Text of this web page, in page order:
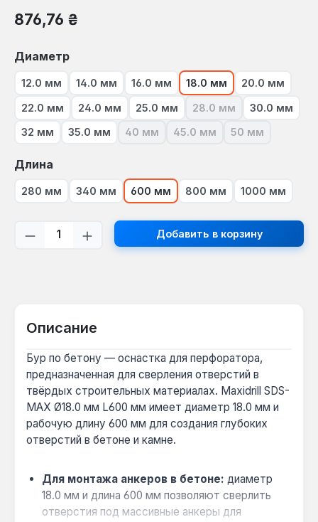
Обычная цена:
876,76 ₴
Выберите
Диаметр
12.0 мм 14.0 мм 16.0 мм 18.0 мм 20.0 мм
22.0 мм 24.0 мм 25.0 мм 28.0 мм(В настоящее время
30.0 мм
32 мм 35.0 мм 40 мм(В настоящее время эта опция
45.0 мм(В настоящее время эта
50 мм(В настоящее
Выберите
Длина
280 мм 340 мм 600 мм 800 мм 1000 мм
Количество продукта: введите
Добавить в корзину
Описание
Бур по бетону — оснастка для перфоратора,
предназначенная для сверления отверстий в
твёрдых строительных материалах. Maxidrill SDS-
MAX Ø18.0 мм L600 мм имеет диаметр 18.0 мм и
рабочую длину 600 мм для создания глубоких
отверстий в бетоне и камне.
Для монтажа анкеров в бетоне: диаметр
18.0 мм и длина 600 мм позволяют сверлить
отверстия под массивные анкеры для